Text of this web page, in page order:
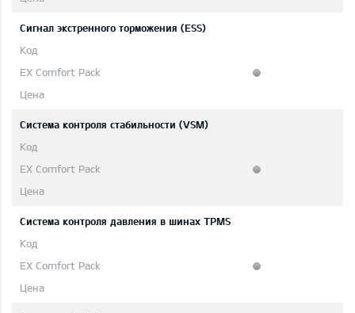
Сигнал экстренного торможения (ESS)
Система контроля стабильности (VSM)
Система контроля давления в шинах TPMS